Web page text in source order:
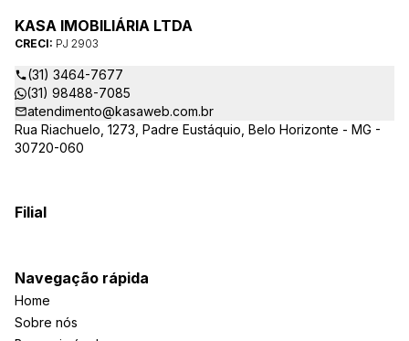
uma equipe altamente qualificada e com a experiência de
quem atua há mais de 30 anos na região, desde de 1984,
destacamos alguns diferenciais importantes para o sucesso
dessa parceria.
KASA IMOBILIÁRIA LTDA
CRECI: PJ 2903
(31) 3464-7677
(31) 98488-7085
atendimento@kasaweb.com.br
Rua Riachuelo, 1273, Padre Eustáquio, Belo Horizonte - MG -
30720-060
Filial
Navegação rápida
Home
Sobre nós